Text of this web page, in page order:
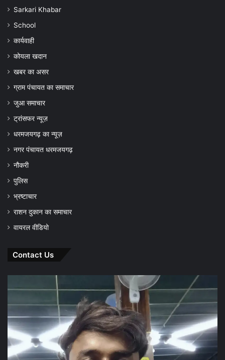
Sarkari Khabar
School
कार्यवाही
कोयला खदान
खबर का असर
ग्राम पंचायत का समाचार
जुआ समाचार
ट्रांसफर न्यूज़
धरमजयगढ़ का न्यूज़
नगर पंचायत धरमजयगढ़
नौकरी
पुलिस
भ्रष्टाचार
राशन दुकान का समाचार
वायरल वीडियो
Contact Us